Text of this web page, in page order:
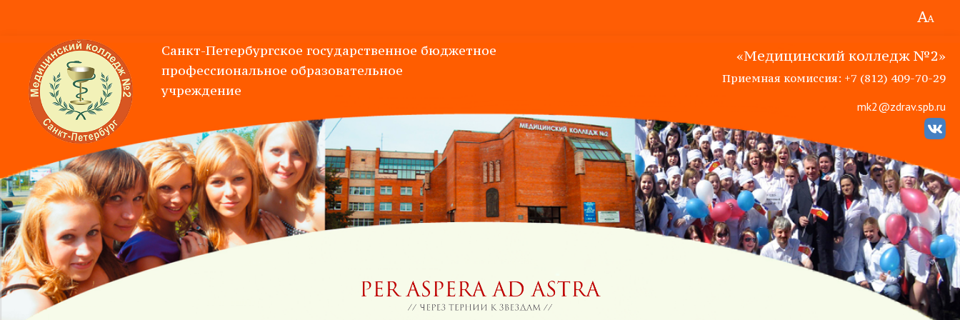
Санкт-Петербургское государственное бюджетное
профессиональное образовательное
учреждение
«Медицинский колледж №2»
Приемная комиссия: +7 (812) 409-70-29
mk2@zdrav.spb.ru